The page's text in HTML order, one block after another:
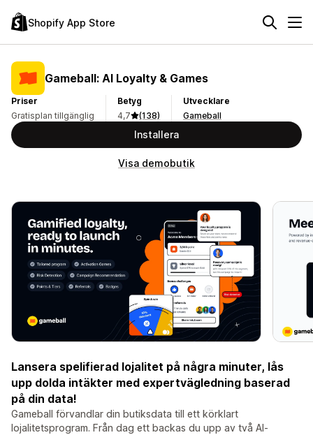
Shopify App Store
Gameball: AI Loyalty & Games
Priser
Gratisplan tillgänglig
Betyg
4,7
(138)
Utvecklare
Gameball
Installera
Visa demobutik
Lansera spelifierad lojalitet på några minuter, lås
upp dolda intäkter med expertvägledning baserad
på din data!
Gameball förvandlar din butiksdata till ett körklart
lojalitetsprogram. Från dag ett backas du upp av två AI-